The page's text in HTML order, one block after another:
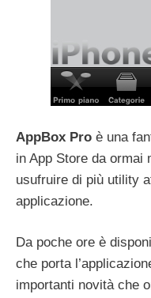
AppBox Pro è una
in App Store da ormai
usufruire di più utility
applicazione.
Da poche ore è
che porta
importanti novità che